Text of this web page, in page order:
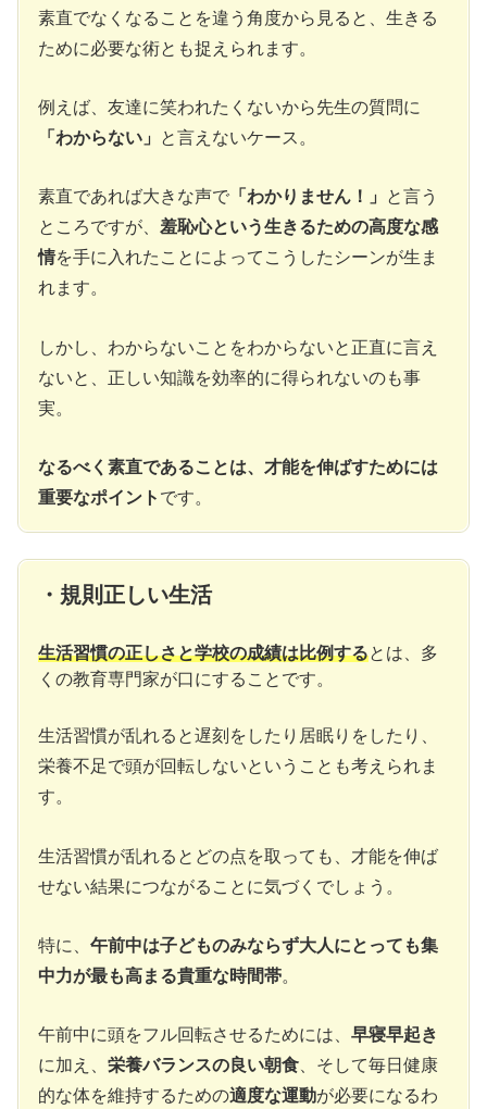
素直でなくなることを違う角度から見ると、生きる
ために必要な術とも捉えられます。
例えば、友達に笑われたくないから先生の質問に
「わからない」
と言えないケース。
素直であれば大きな声で「わかりません！」
と言う
ところですが、 羞恥心という生きるための高度な感
情を手に入れたことによってこうしたシーンが生ま
れます。
しかし、わからないことをわからないと正直に言え
ないと、正しい知識を効率的に得られないのも事
実。
なるべく素直であることは、才能を伸ばすためには
重要なポイント です。
・規則正しい生活
生活習慣の正しさと学校の成績は比例するとは、多
くの教育専門家が口にすることです。
生活習慣が乱れると遅刻をしたり居眠りをしたり、
栄養不足で頭が回転しないということも考えられま
す。
生活習慣が乱れるとどの点を取っても、才能を伸ば
せない結果につながることに気づくでしょう。
特に、 午前中は子どものみならず大人にとっても集
中力が最も高まる貴重な時間帯。
午前中に頭をフル回転させるためには、 早寝早起き
に加え、 栄養バランスの良い朝食、そして毎日健康
的な体を維持するための適度な運動が必要になるわ